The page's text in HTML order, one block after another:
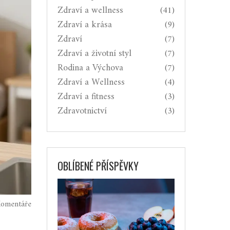
Zdraví a wellness (41)
Zdraví a krása (9)
Zdraví (7)
Zdraví a životní styl (7)
Rodina a Výchova (7)
Zdraví a Wellness (4)
Zdraví a fitness (3)
Zdravotnictví (3)
OBLÍBENÉ PŘÍSPĚVKY